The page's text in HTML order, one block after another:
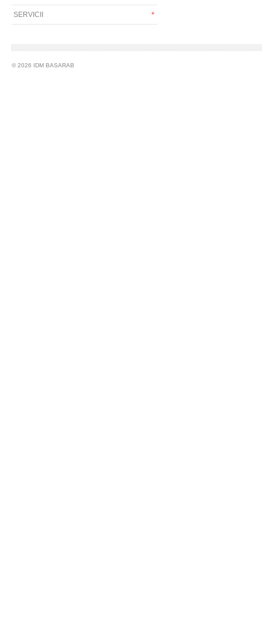
SERVICII
© 2026 IDM BASARAB